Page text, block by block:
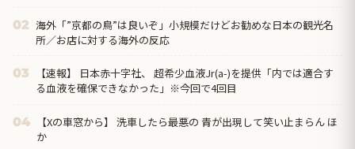
02 海外「”京都の鳥”は良いぞ」小規模だけどお勧めな日本の観光名
所／お店に対する海外の反応
03
【速報】 日本赤十字社、 超希少血液Jr(a-)を提供「内では適合す
る血液を確保できなかった」※今回で4回目
04
【Xの車窓から】 洗車したら最悪の 青が出現して笑い止まらん ほ
か